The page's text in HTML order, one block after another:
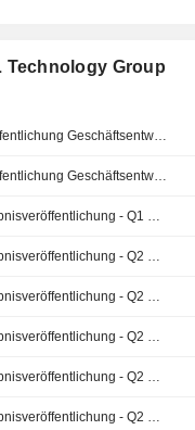
Technology Group
Veröffentlichung Geschäftsentwicklung
Veröffentlichung Geschäftsentwicklung
Ergebnisveröffentlichung - Q1 2027
Ergebnisveröffentlichung - Q2 2026
Ergebnisveröffentlichung - Q2 2026
Ergebnisveröffentlichung - Q2 2026
Ergebnisveröffentlichung - Q2 2026
Ergebnisveröffentlichung - Q2 2026